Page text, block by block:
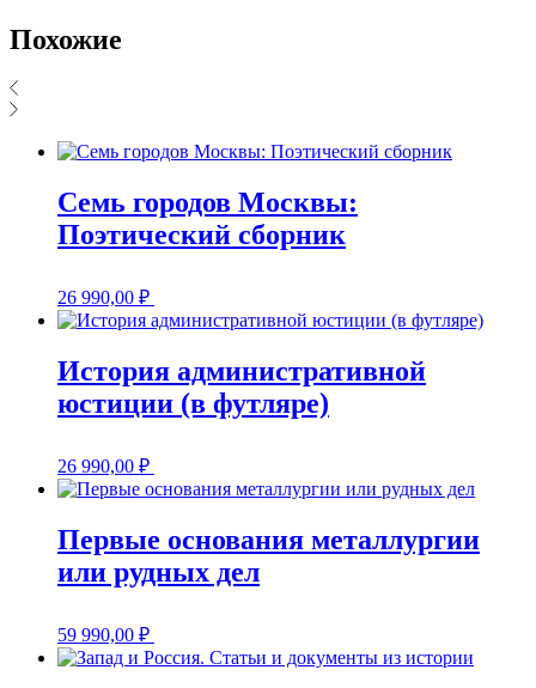
Похожие
Семь городов Москвы:
Поэтический сборник
26 990,00 ₽
История административной
юстиции (в футляре)
26 990,00 ₽
Первые основания металлургии
или рудных дел
59 990,00 ₽